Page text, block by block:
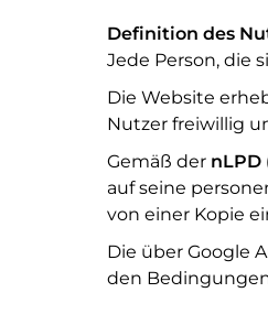
Definition des
Jede Person, die
Die Website
Nutzer freiwillig
Gemäß der nLPD
auf seine
von einer Kopie
Die über Google
den